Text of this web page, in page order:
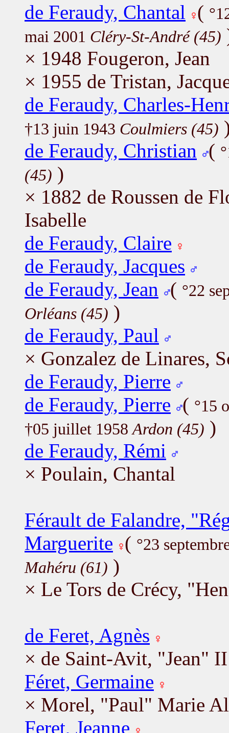
de Feraudy, Chantal (
mai 2001 Cléry-St-André (45)
× 1948 Fougeron, Jean
× 1955 de Tristan,
de Feraudy, Charles-
†13 juin 1943 Coulmiers (45)
de Feraudy, Christian
(
(45) )
× 1882 de Roussen de
Isabelle
de Feraudy, Claire
de Feraudy, Jacques
de Feraudy, Jean
( °22
Orléans (45) )
de Feraudy, Paul
× Gonzalez de Linares,
de Feraudy, Pierre
de Feraudy, Pierre ( °15
†05 juillet 1958 Ardon (45) )
de Feraudy, Rémi
× Poulain, Chantal
Férault de Falandre,
Marguerite ( °23
Mahéru (61) )
× Le Tors de Crécy,
de Feret, Agnès
× de Saint-Avit, "Jean" II
Féret, Germaine
× Morel, "Paul" Marie
Feret, Jeanne